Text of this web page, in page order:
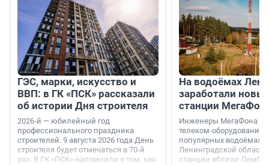
ГЭС, марки, искусство и
ВВП: в ГК «ПСК» рассказали
об истории Дня строителя
2026-й — юбилейный год
профессионального праздника
строителей. 9 августа 2026 года День
строителя будет отмечаться в 70-й
раз. В ГК «ПСК» напомнили о том, как
На водоёмах
заработали
станции
Инженеры МегаФона
телеком-оборудование
популярных водоёмах
Ленинградской
станции вблизи